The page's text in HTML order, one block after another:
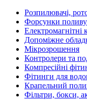
Розпилювачі,
Форсунки
Електромагнітні
Допоміжне
Мікрозрошення
Контролери та
Компресійні
Фітинги для
Крапельний
Фільтри, бокси,